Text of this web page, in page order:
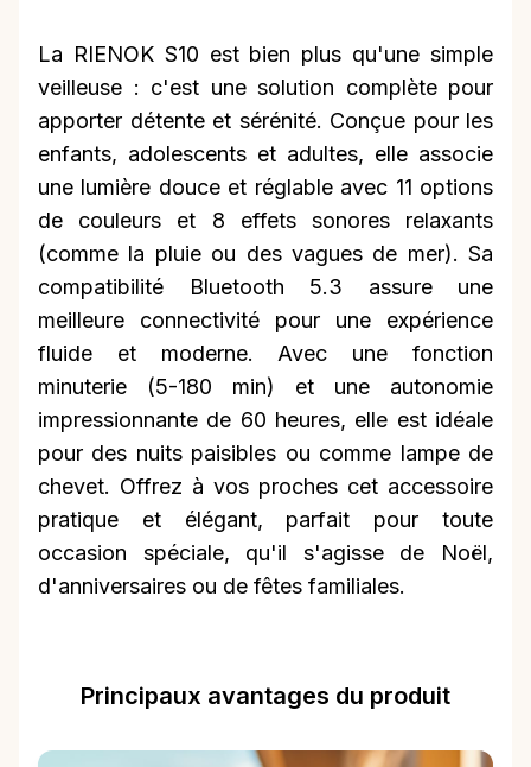
La RIENOK S10 est bien plus qu'une simple
veilleuse : c'est une solution complète pour
apporter détente et sérénité. Conçue pour les
enfants, adolescents et adultes, elle associe
une lumière douce et réglable avec 11 options
de couleurs et 8 effets sonores relaxants
(comme la pluie ou des vagues de mer). Sa
compatibilité Bluetooth 5.3 assure une
meilleure connectivité pour une expérience
fluide et moderne. Avec une fonction
minuterie (5-180 min) et une autonomie
impressionnante de 60 heures, elle est idéale
pour des nuits paisibles ou comme lampe de
chevet. Offrez à vos proches cet accessoire
pratique et élégant, parfait pour toute
occasion spéciale, qu'il s'agisse de Noël,
d'anniversaires ou de fêtes familiales.
Principaux avantages du produit